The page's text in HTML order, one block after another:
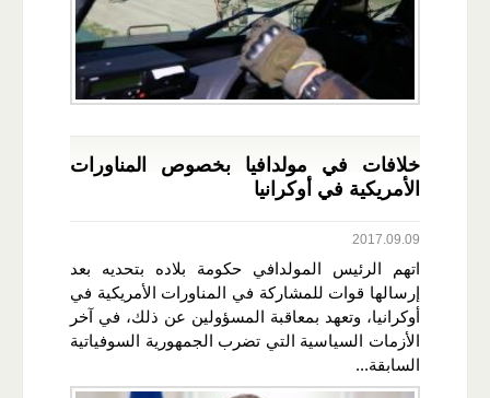
خلافات في مولدافيا بخصوص المناورات
الأمريكية في أوكرانيا
2017.09.09
اتهم الرئيس المولدافي حكومة بلاده بتحديه بعد
إرسالها قوات للمشاركة في المناورات الأمريكية في
أوكرانيا، وتعهد بمعاقبة المسؤولين عن ذلك، في آخر
الأزمات السياسية التي تضرب الجمهورية السوفياتية
السابقة...